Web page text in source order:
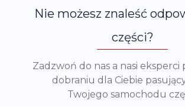
Nie możesz znaleść
części?
Zadzwoń do nas a nasi eksperci
dobraniu dla Ciebie
Twojego samochodu